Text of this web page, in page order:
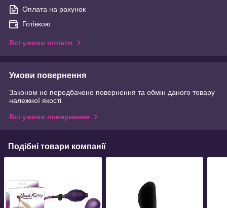
Оплата на рахунок
Готівкою
Всі умови оплати
Умови повернення
Законом не передбачено повернення та обмін даного товару
належної якості
Всі умови повернення
Подібні товари компанії